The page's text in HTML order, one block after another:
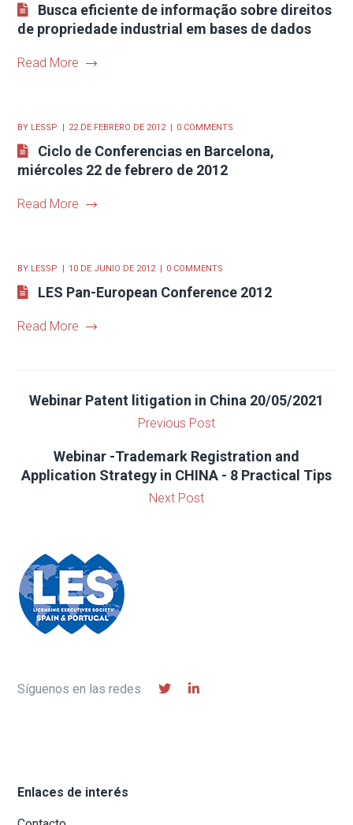
Busca eficiente de informação sobre direitos
de propriedade industrial em bases de dados
Read More
BY LESSP 22 DE FEBRERO DE 2012 0 COMMENTS
Ciclo de Conferencias en Barcelona,
miércoles 22 de febrero de 2012
Read More
BY LESSP 10 DE JUNIO DE 2012 0 COMMENTS
LES Pan-European Conference 2012
Read More
Webinar Patent litigation in China 20/05/2021
Previous Post
Webinar -Trademark Registration and
Application Strategy in CHINA - 8 Practical Tips
Next Post
Síguenos en las redes
Enlaces de interés